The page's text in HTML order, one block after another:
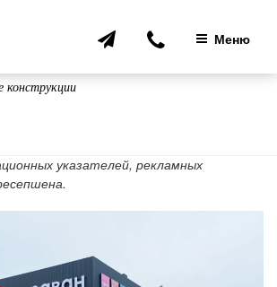
Меню
конструкции
указателей, рекламных